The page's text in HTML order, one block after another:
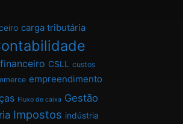
carga tributária
CSLL custos
empreendimento
Fluxo de caixa Gestão
Impostos indústria